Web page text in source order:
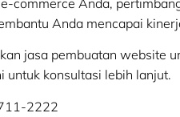
commerce Anda,
Anda mencapai
jasa pembuatan website
untuk konsultasi lebih lanjut.
2222